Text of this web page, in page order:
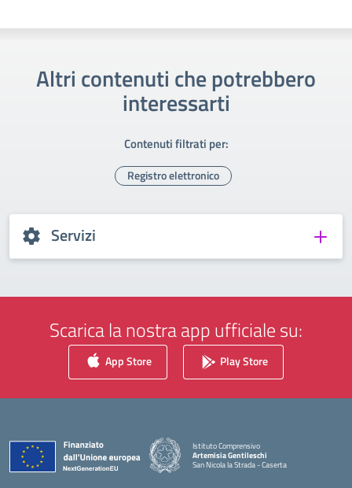
Altri contenuti che potrebbero
interessarti
Contenuti filtrati per:
Registro elettronico
Servizi
Scarica la nostra app ufficiale su:
App Store Play Store
Istituto Comprensivo
Artemisia Gentileschi
San Nicola la Strada - Caserta